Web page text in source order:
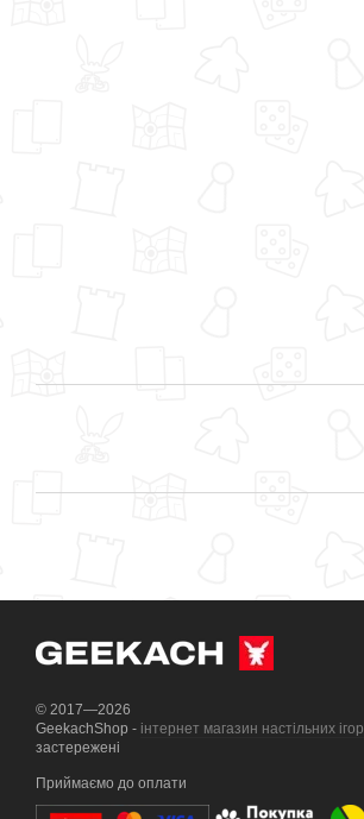
© 2017—2026
GeekachShop - інтернет магазин настільних ігор
застережені
Приймаємо до оплати